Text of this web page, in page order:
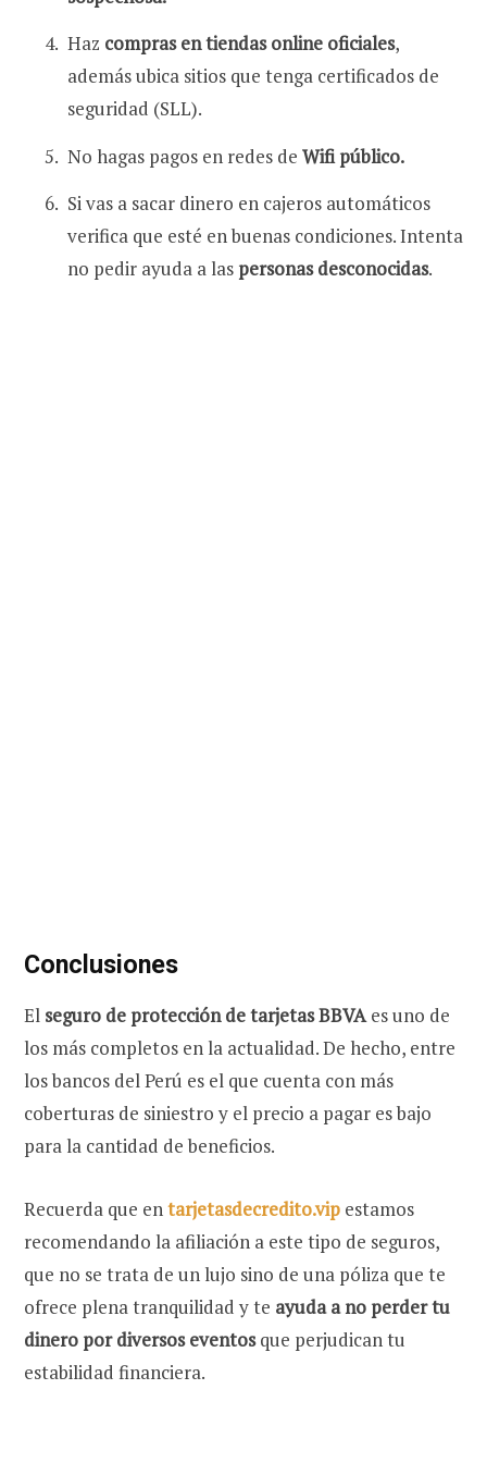
Haz compras en tiendas online oficiales,
además ubica sitios que tenga certificados de
seguridad (SLL).
No hagas pagos en redes de Wifi público.
Si vas a sacar dinero en cajeros automáticos
verifica que esté en buenas condiciones.Intenta
no pedir ayuda a las personas desconocidas.
Conclusiones
El seguro de protección de tarjetas BBVAes uno de
los más completos en la actualidad. De hecho, entre
los bancos del Perú es el que cuenta con más
coberturas de siniestro y el precio a pagar es bajo
para la cantidad de beneficios.
Recuerda que entarjetasdecredito.vip estamos
recomendando la afiliación a este tipo de seguros,
que no se trata de un lujo sino de una póliza que te
ofrece plena tranquilidad y te ayuda a no perder tu
dinero por diversos eventosque perjudican tu
estabilidad financiera.